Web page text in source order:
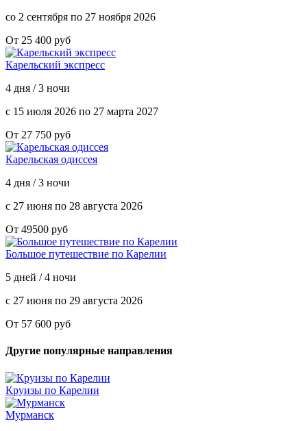
со 2 сентября по 27 ноября 2026
От 25 400 руб
Карельский экспресс
4 дня / 3 ночи
с 15 июля 2026 по 27 марта 2027
От 27 750 руб
Карельская одиссея
4 дня / 3 ночи
с 27 июня по 28 августа 2026
От 49500 руб
Большое путешествие по Карелии
5 дней / 4 ночи
с 27 июня по 29 августа 2026
От 57 600 руб
Другие популярные направления
Круизы по Карелии
Мурманск